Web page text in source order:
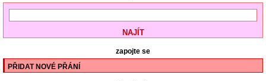
zapojte se
PŘIDAT NOVÉ PŘÁNÍ